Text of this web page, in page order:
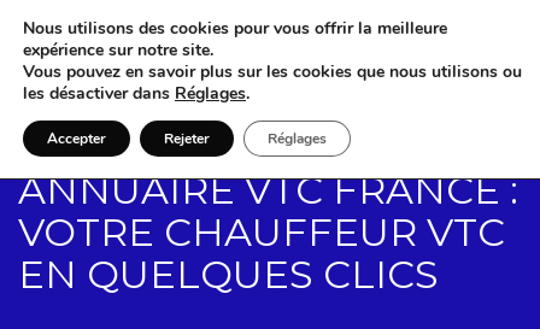
ANNUAIRE VTC FRANCE :
VOTRE CHAUFFEUR VTC
EN QUELQUES CLICS
Nous utilisons des cookies pour vous offrir la meilleure
expérience sur notre site.
Vous pouvez en savoir plus sur les cookies que nous utilisons ou
les désactiver dans Réglages.
Accepter Rejeter Réglages